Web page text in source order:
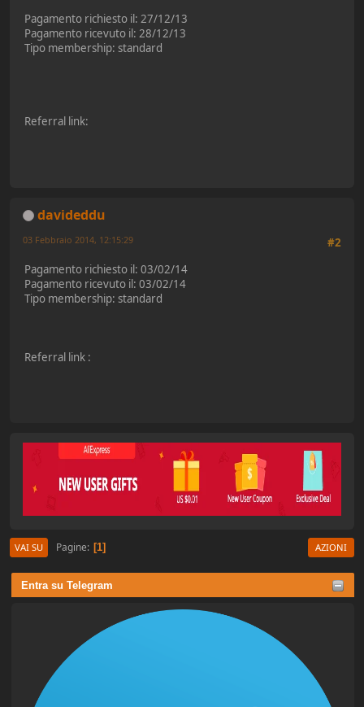
Entra su Telegram
Pagamento richiesto il: 27/12/13
Pagamento ricevuto il: 28/12/13
Tipo membership: standard
Referral link:
davideddu
#2
03 Febbraio 2014, 12:15:29
Pagamento richiesto il: 03/02/14
Pagamento ricevuto il: 03/02/14
Tipo membership: standard
Referral link :
VAI SU Pagine 1 AZIONI